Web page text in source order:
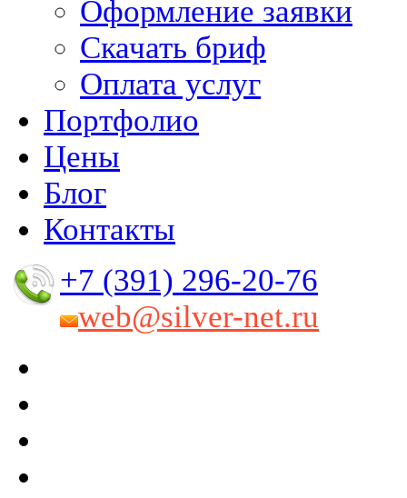
Оформление заявки
Скачать бриф
Оплата услуг
Портфолио
Цены
Блог
Контакты
+7 (391) 296-20-76
web@silver-net.ru